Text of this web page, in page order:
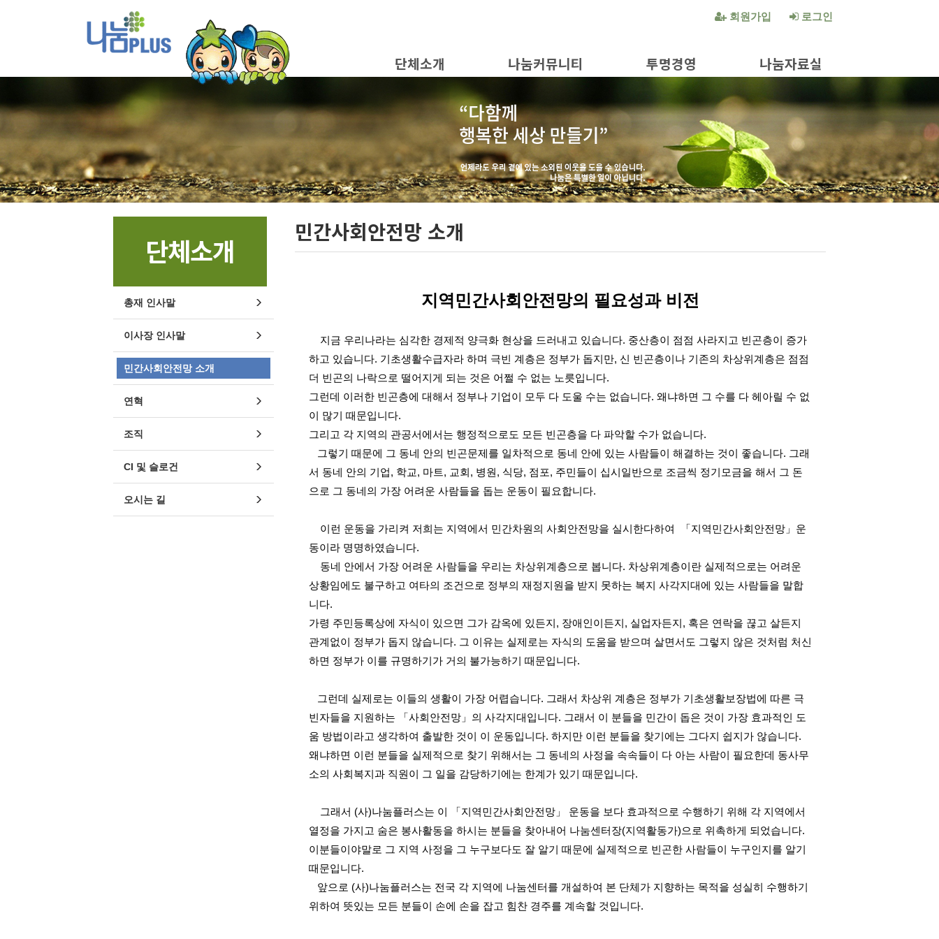
회원가입 로그인
단체소개 나눔커뮤니티 투명경영 나눔자료실
단체소개
총재 인사말
이사장 인사말
민간사회안전망 소개
연혁
조직
CI 및 슬로건
오시는 길
민간사회안전망 소개
지역민간사회안전망의 필요성과 비전
지금 우리나라는 심각한 경제적 양극화 현상을 드러내고 있습니다. 중산층이 점점 사라지고 빈곤층이 증가
하고 있습니다. 기초생활수급자라 하며 극빈 계층은 정부가 돕지만, 신 빈곤층이나 기존의 차상위계층은 점점
더 빈곤의 나락으로 떨어지게 되는 것은 어쩔 수 없는 노릇입니다.
그런데 이러한 빈곤층에 대해서 정부나 기업이 모두 다 도울 수는 없습니다. 왜냐하면 그 수를 다 헤아릴 수 없
이 많기 때문입니다.
그리고 각 지역의 관공서에서는 행정적으로도 모든 빈곤층을 다 파악할 수가 없습니다.
그렇기 때문에 그 동네 안의 빈곤문제를 일차적으로 동네 안에 있는 사람들이 해결하는 것이 좋습니다. 그래
서 동네 안의 기업, 학교, 마트, 교회, 병원, 식당, 점포, 주민들이 십시일반으로 조금씩 정기모금을 해서 그 돈
으로 그 동네의 가장 어려운 사람들을 돕는 운동이 필요합니다.
이런 운동을 가리켜 저희는 지역에서 민간차원의 사회안전망을 실시한다하여 「지역민간사회안전망」운
동이라 명명하였습니다.
동네 안에서 가장 어려운 사람들을 우리는 차상위계층으로 봅니다. 차상위계층이란 실제적으로는 어려운
상황임에도 불구하고 여타의 조건으로 정부의 재정지원을 받지 못하는 복지 사각지대에 있는 사람들을 말합
니다.
가령 주민등록상에 자식이 있으면 그가 감옥에 있든지, 장애인이든지, 실업자든지, 혹은 연락을 끊고 살든지
관계없이 정부가 돕지 않습니다. 그 이유는 실제로는 자식의 도움을 받으며 살면서도 그렇지 않은 것처럼 처신
하면 정부가 이를 규명하기가 거의 불가능하기 때문입니다.
그런데 실제로는 이들의 생활이 가장 어렵습니다. 그래서 차상위 계층은 정부가 기초생활보장법에 따른 극
빈자들을 지원하는 「사회안전망」의 사각지대입니다. 그래서 이 분들을 민간이 돕은 것이 가장 효과적인 도
움 방법이라고 생각하여 출발한 것이 이 운동입니다. 하지만 이런 분들을 찾기에는 그다지 쉽지가 않습니다.
왜냐하면 이런 분들을 실제적으로 찾기 위해서는 그 동네의 사정을 속속들이 다 아는 사람이 필요한데 동사무
소의 사회복지과 직원이 그 일을 감당하기에는 한계가 있기 때문입니다.
그래서 (사)나눔플러스는 이 「지역민간사회안전망」 운동을 보다 효과적으로 수행하기 위해 각 지역에서
열정을 가지고 숨은 봉사활동을 하시는 분들을 찾아내어 나눔센터장(지역활동가)으로 위촉하게 되었습니다.
이분들이야말로 그 지역 사정을 그 누구보다도 잘 알기 때문에 실제적으로 빈곤한 사람들이 누구인지를 알기
때문입니다.
앞으로 (사)나눔플러스는 전국 각 지역에 나눔센터를 개설하여 본 단체가 지향하는 목적을 성실히 수행하기
위하여 뜻있는 모든 분들이 손에 손을 잡고 힘찬 경주를 계속할 것입니다.